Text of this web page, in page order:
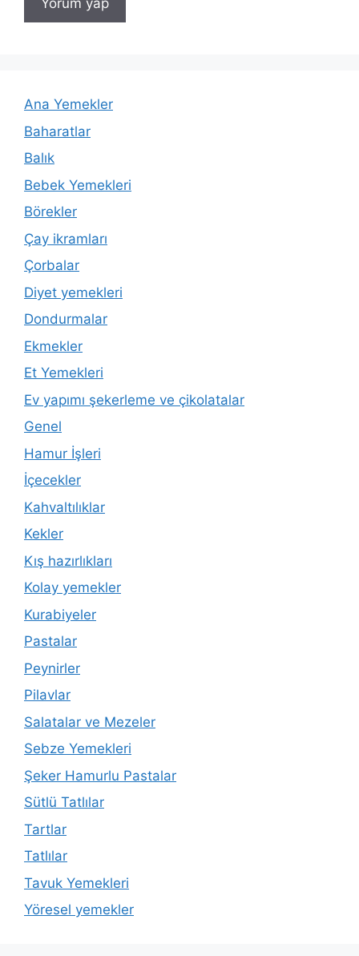
Ana Yemekler
Baharatlar
Balık
Bebek Yemekleri
Börekler
Çay ikramları
Çorbalar
Diyet yemekleri
Dondurmalar
Ekmekler
Et Yemekleri
Ev yapımı şekerleme ve çikolatalar
Genel
Hamur İşleri
İçecekler
Kahvaltılıklar
Kekler
Kış hazırlıkları
Kolay yemekler
Kurabiyeler
Pastalar
Peynirler
Pilavlar
Salatalar ve Mezeler
Sebze Yemekleri
Şeker Hamurlu Pastalar
Sütlü Tatlılar
Tartlar
Tatlılar
Tavuk Yemekleri
Yöresel yemekler